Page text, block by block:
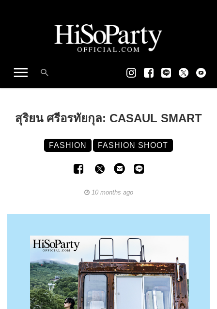
สุริยน ศรีอรทัยกุล: CASAUL SMART
FASHION FASHION SHOOT
10 months ago